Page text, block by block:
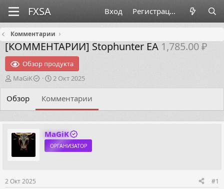
Вход Регистрация
Комментарии
[КОММЕНТАРИИ] Stophunter EA 1,785.00 ₽
Обзор продукта
А
т
т
е
м
MaGiK
Д
т
а
ч
а
л
2 Окт 2025
Обзор Комментарии
MaGiK
ОРГАНИЗАТОР
2 Окт 2025 #1